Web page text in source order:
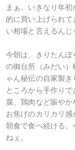
まぁ、いきなり年
的に買い上げられ
い相場と言えるん
今朝は、きりたん
の御台所（みだい
ゃん秘伝の自家製
ところから手作り
腐、鶏肉など賑や
お焦げのカリカリ
朝食で食べ続ける
ねぇ。